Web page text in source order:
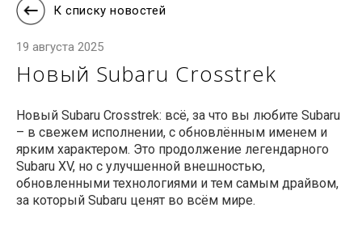
К списку новостей
19 августа 2025
Новый Subaru Crosstrek
Новый Subaru Crosstrek: всё, за что вы любите Subaru
– в свежем исполнении, с обновлённым именем и
ярким характером. Это продолжение легендарного
Subaru XV, но с улучшенной внешностью,
обновленными технологиями и тем самым драйвом,
за который Subaru ценят во всём мире.